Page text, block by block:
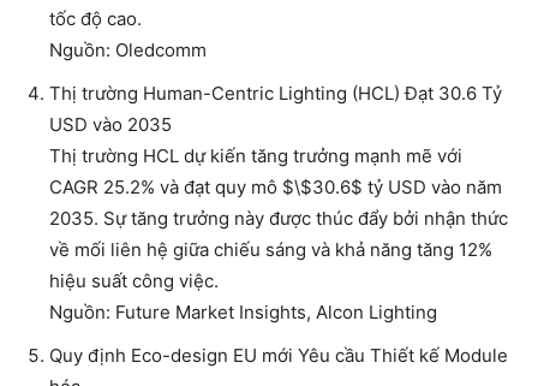
tốc độ cao.
Nguồn: Oledcomm
Thị trường Human-Centric Lighting (HCL) Đạt 30.6 Tỷ
USD vào 2035
Thị trường HCL dự kiến tăng trưởng mạnh mẽ với
CAGR 25.2% và đạt quy mô $\$30.6$ tỷ USD vào năm
2035. Sự tăng trưởng này được thúc đẩy bởi nhận thức
về mối liên hệ giữa chiếu sáng và khả năng tăng 12%
hiệu suất công việc.
Nguồn: Future Market Insights, Alcon Lighting
Quy định Eco-design EU mới Yêu cầu Thiết kế Module